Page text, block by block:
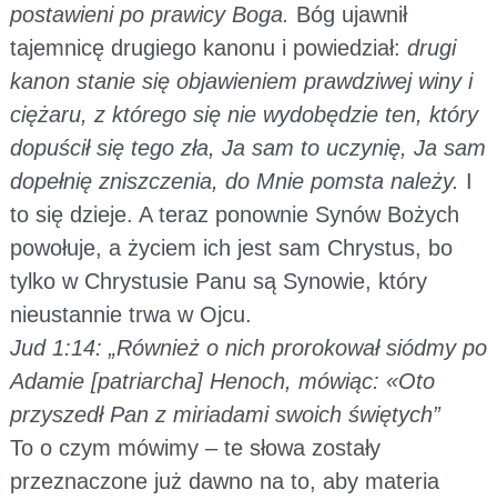
postawieni po prawicy Boga. Bóg ujawnił
tajemnicę drugiego kanonu i powiedział: drugi
kanon stanie się objawieniem prawdziwej winy i
ciężaru, z którego się nie wydobędzie ten, który
dopuścił się tego zła, Ja sam to uczynię, Ja sam
dopełnię zniszczenia, do Mnie pomsta należy. I
to się dzieje. A teraz ponownie Synów Bożych
powołuje, a życiem ich jest sam Chrystus, bo
tylko w Chrystusie Panu są Synowie, który
nieustannie trwa w Ojcu.
Jud 1:14: „Również o nich prorokował siódmy po
Adamie [patriarcha] Henoch, mówiąc: «Oto
przyszedł Pan z miriadami swoich świętych”
To o czym mówimy – te słowa zostały
przeznaczone już dawno na to, aby materia